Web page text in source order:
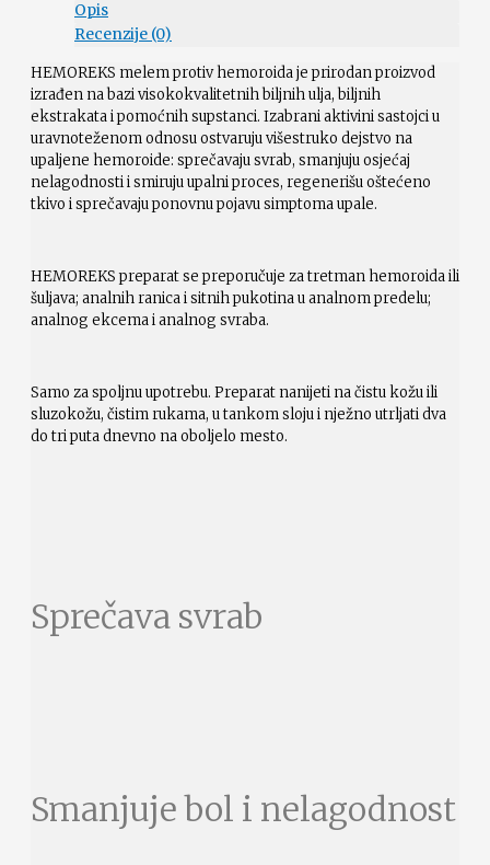
Opis
Recenzije (0)
HEMOREKS melem protiv hemoroida je prirodan proizvod
izrađen na bazi visokokvalitetnih biljnih ulja, biljnih
ekstrakata i pomoćnih supstanci. Izabrani aktivini sastojci u
uravnoteženom odnosu ostvaruju višestruko dejstvo na
upaljene hemoroide: sprečavaju svrab, smanjuju osjećaj
nelagodnosti i smiruju upalni proces, regenerišu oštećeno
tkivo i sprečavaju ponovnu pojavu simptoma upale.
HEMOREKS preparat se preporučuje za tretman hemoroida ili
šuljava; analnih ranica i sitnih pukotina u analnom predelu;
analnog ekcema i analnog svraba.
Samo za spoljnu upotrebu. Preparat nanijeti na čistu kožu ili
sluzokožu, čistim rukama, u tankom sloju i nježno utrljati dva
do tri puta dnevno na oboljelo mesto.
Sprečava svrab
Smanjuje bol i nelagodnost